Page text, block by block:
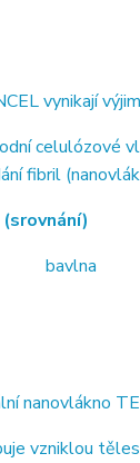
vynikají
celulózové
fibril
bavlna
nanovlákno
vzniklou